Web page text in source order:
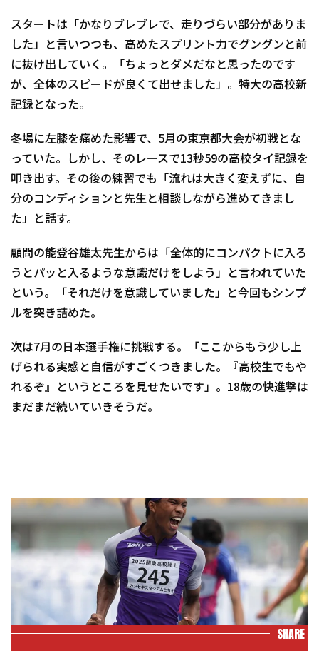
スタートは「かなりブレブレで、走りづらい部分がありま
した」と言いつつも、高めたスプリント力でグングンと前
に抜け出していく。「ちょっとダメだなと思ったのです
が、全体のスピードが良くて出せました」。特大の高校新
記録となった。
冬場に左膝を痛めた影響で、5月の東京都大会が初戦とな
っていた。しかし、そのレースで13秒59の高校タイ記録を
叩き出す。その後の練習でも「流れは大きく変えずに、自
分のコンディションと先生と相談しながら進めてきまし
た」と話す。
顧問の能登谷雄太先生からは「全体的にコンパクトに入ろ
うとパッと入るような意識だけをしよう」と言われていた
という。「それだけを意識していました」と今回もシンプ
ルを突き詰めた。
次は7月の日本選手権に挑戦する。「ここからもう少し上
げられる実感と自信がすごくつきました。『高校生でもや
れるぞ』というところを見せたいです」。18歳の快進撃は
まだまだ続いていきそうだ。
SHARE